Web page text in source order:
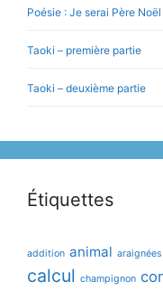
Poésie : Je serai Père Noël
Taoki – première partie
Taoki – deuxième partie
Étiquettes
addition animal araignées
calcul champignon